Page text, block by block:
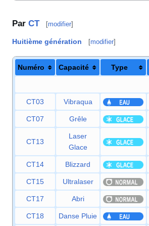
Par CT [modifier]
Huitième génération [modifier]
Numéro Capacité Type
CT03 Vibraqua
CT07 Grêle
CT13
Laser
Glace
CT14 Blizzard
CT15 Ultralaser
CT17 Abri
CT18 Danse Pluie